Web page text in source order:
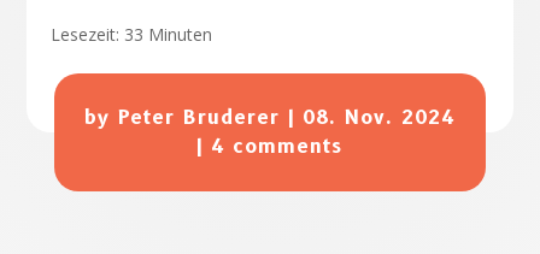
Lesezeit: 33 Minuten
byPeter Bruderer | 08. Nov. 2024
| 4 comments